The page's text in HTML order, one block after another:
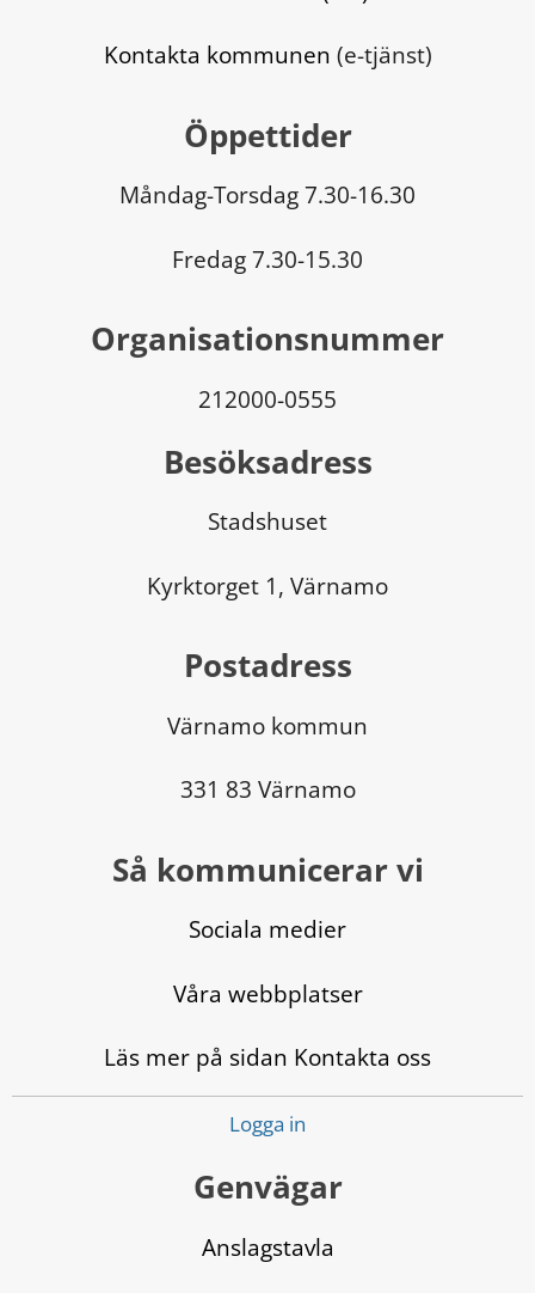
Kontakta kommunen (e-tjänst)
Öppettider
Måndag-Torsdag 7.30-16.30
Fredag 7.30-15.30
Organisationsnummer
212000-0555
Besöksadress
Stadshuset
Kyrktorget 1, Värnamo
Postadress
Värnamo kommun
331 83 Värnamo
Så kommunicerar vi
Sociala medier
Våra webbplatser
Läs mer på sidan Kontakta oss
Logga in
Genvägar
Anslagstavla